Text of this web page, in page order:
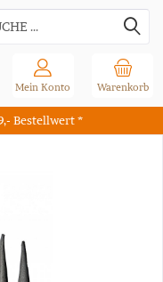
Bestellwert *
Warenkorb
Mein Konto